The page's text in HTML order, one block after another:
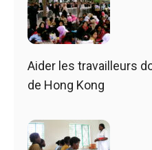
Aider les travailleurs
de Hong Kong